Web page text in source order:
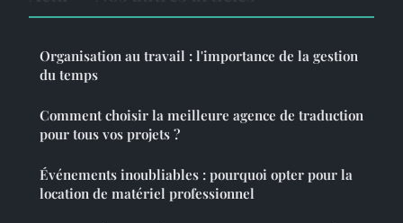
Organisation au travail : l'importance de la gestion
du temps
Comment choisir la meilleure agence de traduction
pour tous vos projets ?
Événements inoubliables : pourquoi opter pour la
location de matériel professionnel